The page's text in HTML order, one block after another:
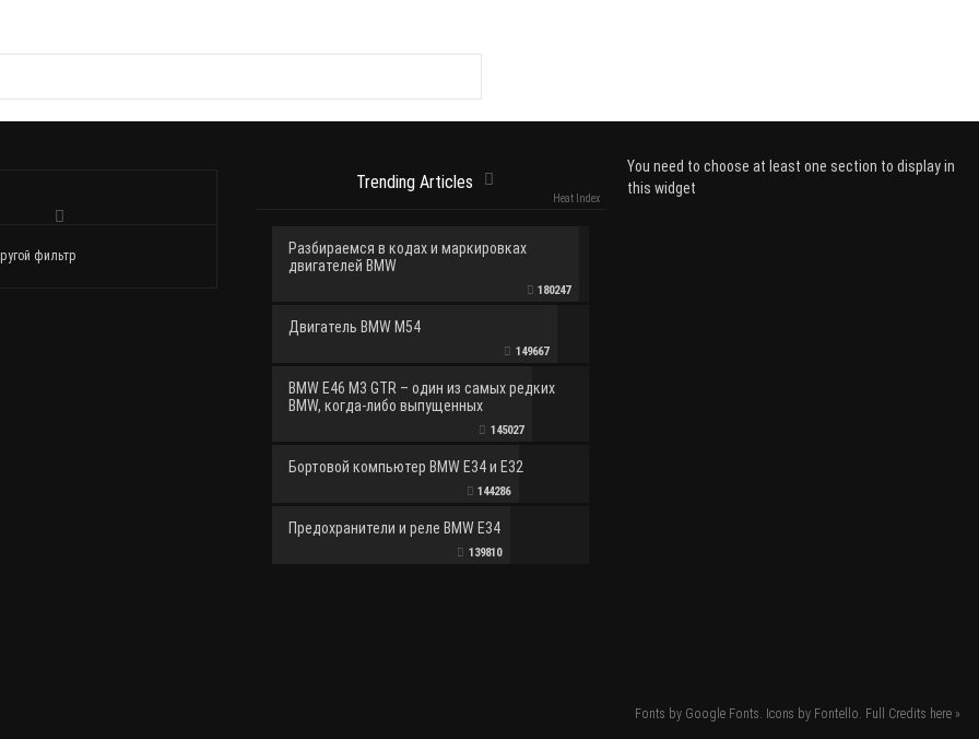
фильтр
Trending Articles
Heat Index
Разбираемся в кодах и маркировках
двигателей BMW
180247
Двигатель BMW M54
149667
BMW E46 M3 GTR – один из самых редких
BMW, когда-либо выпущенных
145027
Бортовой компьютер BMW E34 и E32
144286
Предохранители и реле BMW E34
139810
You need to choose at least one section to display in
this widget
Fonts by Google Fonts. Icons by Fontello. Full Credits here »